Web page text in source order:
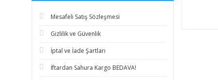
Mesafeli Satış Sözleşmesi
Gizlilik ve Güvenlik
İptal ve İade Şartları
İftardan Sahura Kargo BEDAVA!